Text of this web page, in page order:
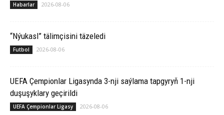
Habarlar 2026-08-06
“Nýukasl” tälimçisini täzeledi
Futbol 2026-08-06
UEFA Çempionlar Ligasynda 3-nji saýlama tapgyryň 1-nji
duşuşyklary geçirildi
UEFA Çempionlar Ligasy 2026-08-06